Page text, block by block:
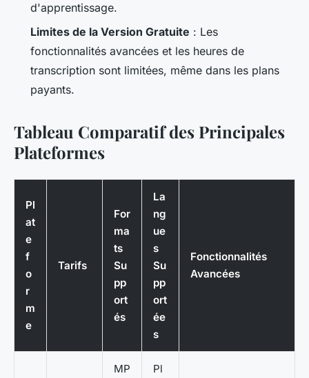
d'apprentissage.
Limites de la Version Gratuite : Les
fonctionnalités avancées et les heures de
transcription sont limitées, même dans les plans
payants.
Tableau Comparatif des Principales
Plateformes
Pl
at
e
f
o
r
m
e
Tarifs
For
ma
ts
Su
pp
ort
és
La
ng
ue
s
Su
pp
ort
ée
s
Fonctionnalités
Avancées
MP
Pl